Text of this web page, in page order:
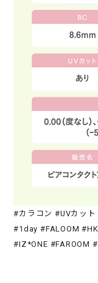
#カラコン #UVカッ
#1day #FALOOM
#IZ*ONE #FAROOM